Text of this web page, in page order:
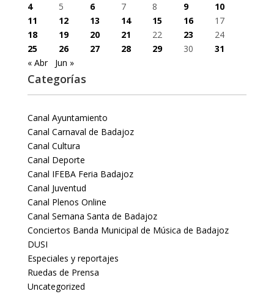
4
5 6 7 8 9
10
11
12 13 14 15 16
17
18
19 20 21 22 23
24
25
26 27 28 29 30
31
« Abr
Jun »
Categorías
Canal Ayuntamiento
Canal Carnaval de Badajoz
Canal Cultura
Canal Deporte
Canal IFEBA Feria Badajoz
Canal Juventud
Canal Plenos Online
Canal Semana Santa de Badajoz
Conciertos Banda Municipal de Música de Badajoz
DUSI
Especiales y reportajes
Ruedas de Prensa
Uncategorized